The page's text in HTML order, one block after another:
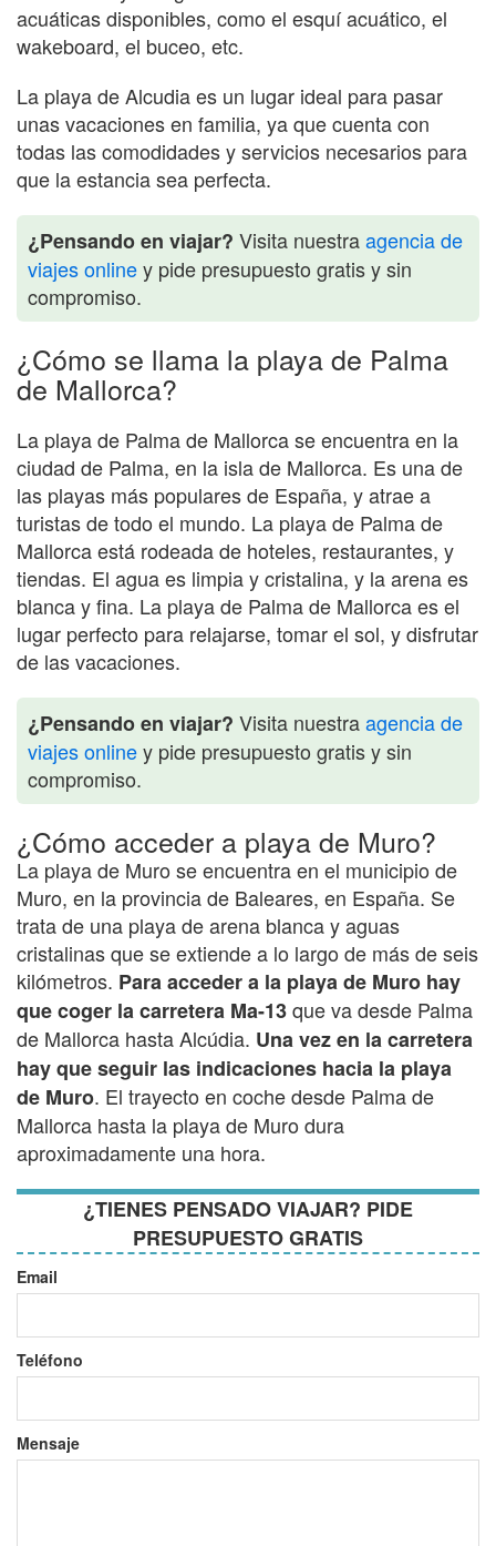
acuáticas disponibles, como el esquí acuático, el
wakeboard, el buceo, etc.
La playa de Alcudia es un lugar ideal para pasar
unas vacaciones en familia, ya que cuenta con
todas las comodidades y servicios necesarios para
que la estancia sea perfecta.
¿Pensando en viajar? Visita nuestraagencia de
viajes onliney pide presupuesto gratis y sin
compromiso.
¿Cómo se llama la playa de Palma
de Mallorca?
La playa de Palma de Mallorca se encuentra en la
ciudad de Palma, en la isla de Mallorca. Es una de
las playas más populares de España, y atrae a
turistas de todo el mundo. La playa de Palma de
Mallorca está rodeada de hoteles, restaurantes, y
tiendas. El agua es limpia y cristalina, y la arena es
blanca y fina. La playa de Palma de Mallorca es el
lugar perfecto para relajarse, tomar el sol, y disfrutar
de las vacaciones.
¿Pensando en viajar? Visita nuestraagencia de
viajes onliney pide presupuesto gratis y sin
compromiso.
¿Cómo acceder a playa de Muro?
La playa de Muro se encuentra en el municipio de
Muro, en la provincia de Baleares, en España. Se
trata de una playa de arena blanca y aguas
cristalinas que se extiende a lo largo de más de seis
kilómetros. Para acceder a la playa de Muro hay
que coger la carretera Ma-13que va desde Palma
de Mallorca hasta Alcúdia. Una vez en la carretera
hay que seguir las indicaciones hacia la playa
de Muro. El trayecto en coche desde Palma de
Mallorca hasta la playa de Muro dura
aproximadamente una hora.
¿TIENES PENSADO VIAJAR? PIDE
PRESUPUESTO GRATIS
Email
Teléfono
Mensaje